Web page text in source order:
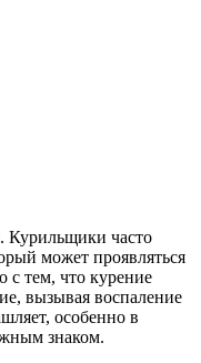
Курильщики часто
может проявляться
с тем, что курение
вызывая воспаление
особенно в
знаком.